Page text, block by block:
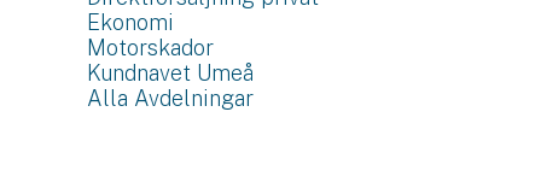
Ekonomi
Motorskador
Kundnavet Umeå
Alla Avdelningar